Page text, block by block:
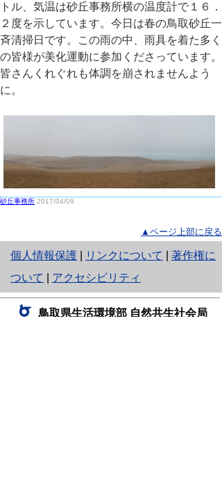
トル、気温は砂丘事務所横の温度計で１６．
２度を示しています。今日は春の鳥取砂丘一
斉清掃日です。この雨の中、雨具を着た多く
の皆様が美化運動に参加くださっています。
皆さんくれぐれも体調を崩されませんよう
に。
砂丘事務所 2017/04/09
▲ページ上部に戻る
個人情報保護
と
り
ネ
リンクについて
著作権に
ついて
アクセシビリティ
鳥取県生活環境部 自然共生社会局